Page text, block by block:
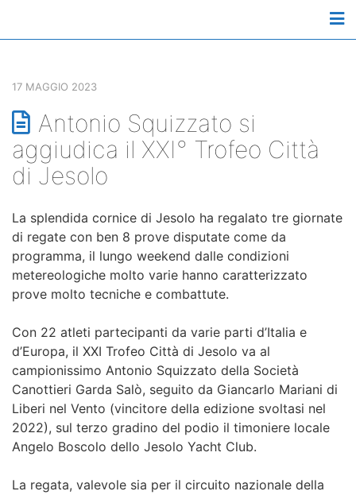
17 MAGGIO 2023
Antonio Squizzato si
aggiudica il XXI° Trofeo Città
di Jesolo
La splendida cornice di Jesolo ha regalato tre giornate
di regate con ben 8 prove disputate come da
programma, il lungo weekend dalle condizioni
metereologiche molto varie hanno caratterizzato
prove molto tecniche e combattute.
Con 22 atleti partecipanti da varie parti d’Italia e
d’Europa, il XXI Trofeo Città di Jesolo va al
campionissimo Antonio Squizzato della Società
Canottieri Garda Salò, seguito da Giancarlo Mariani di
Liberi nel Vento (vincitore della edizione svoltasi nel
2022), sul terzo gradino del podio il timoniere locale
Angelo Boscolo dello Jesolo Yacht Club.
La regata, valevole sia per il circuito nazionale della